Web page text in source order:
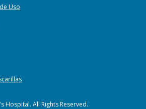
Uso
Hospital. All Rights Reserved.